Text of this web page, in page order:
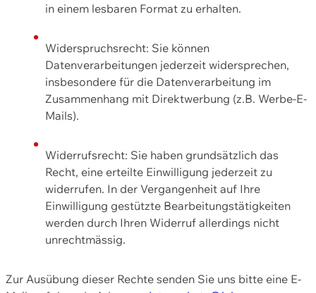
in einem lesbaren Format zu erhalten.
Widerspruchsrecht: Sie können
Datenverarbeitungen jederzeit widersprechen,
insbesondere für die Datenverarbeitung im
Zusammenhang mit Direktwerbung (z.B. Werbe-E-
Mails).
Widerrufsrecht: Sie haben grundsätzlich das
Recht, eine erteilte Einwilligung jederzeit zu
widerrufen. In der Vergangenheit auf Ihre
Einwilligung gestützte Bearbeitungstätigkeiten
werden durch Ihren Widerruf allerdings nicht
unrechtmässig.
Zur Ausübung dieser Rechte senden Sie uns bitte eine E-